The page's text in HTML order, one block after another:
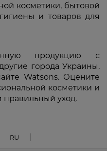
косметики, бытовой
и товаров для
продукцию с
города Украины,
Watsons. Оцените
косметики и
уход.
RU